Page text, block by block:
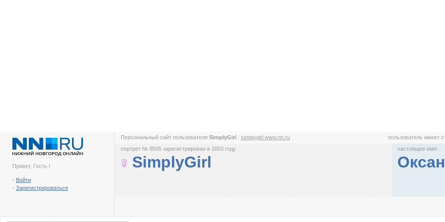
Привет, Гость !
- Войти
- Зарегистрироваться
Персональный сайт пользователя SimplyGirl : simplygirl.www.nn.ru пользователь имеет
портрет № 8505 зарегистрирован в 2003 году
SimplyGirl
настоящее имя: